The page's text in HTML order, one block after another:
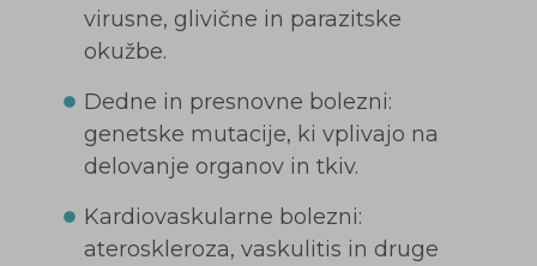
virusne, glivične in parazitske
okužbe.
Dedne in presnovne bolezni:
genetske mutacije, ki vplivajo na
delovanje organov in tkiv.
Kardiovaskularne bolezni:
ateroskleroza, vaskulitis in druge